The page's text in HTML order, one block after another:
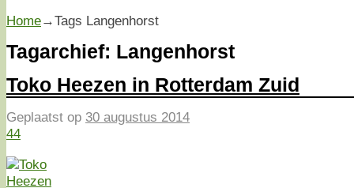
Home→Tags Langenhorst
Tagarchief: Langenhorst
Toko Heezen in Rotterdam Zuid
Geplaatst op 30 augustus 2014
44